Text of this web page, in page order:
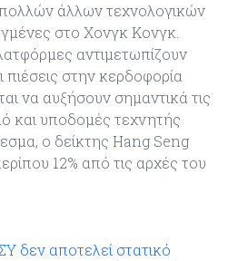
άλλων τεχνολογικών
στο Χονγκ Κονγκ.
αντιμετωπίζουν
στην κερδοφορία
να αυξήσουν σημαντικά τις
και υποδομές τεχνητής
ο δείκτης Hang Seng
12% από τις αρχές του
δεν αποτελεί στατικό